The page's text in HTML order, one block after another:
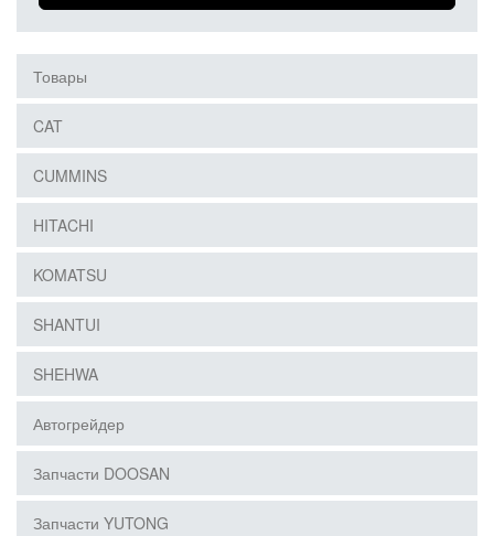
Товары
CAT
CUMMINS
HITACHI
KOMATSU
SHANTUI
SHEHWA
Автогрейдер
Запчасти DOOSAN
Запчасти YUTONG